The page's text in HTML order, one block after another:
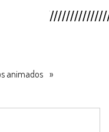
animados »